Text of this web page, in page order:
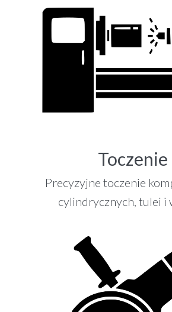
Toczenie
Precyzyjne toczenie
cylindrycznych, tulei i